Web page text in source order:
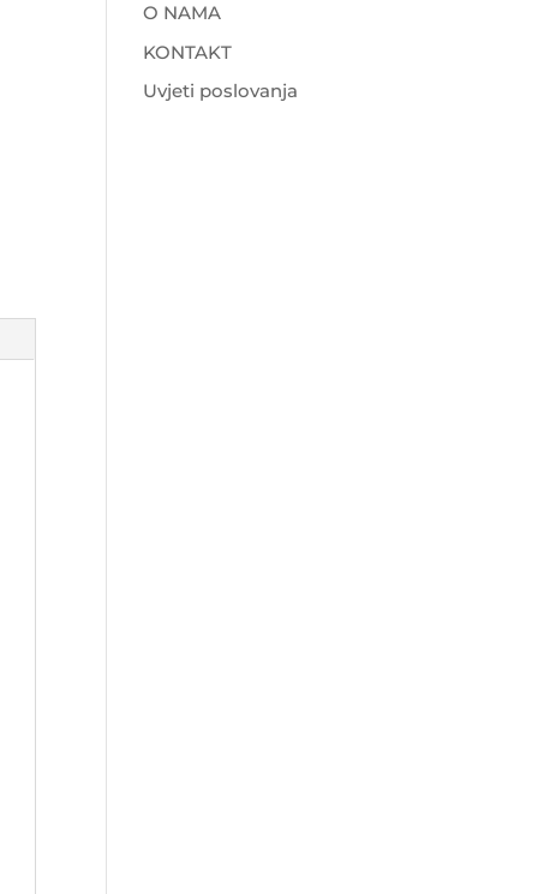
O NAMA
KONTAKT
Uvjeti poslovanja